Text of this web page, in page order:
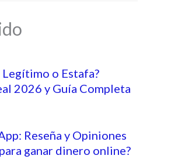
Legítimo o Estafa?
2026 y Guía Completa
Reseña y Opiniones
ganar dinero online?